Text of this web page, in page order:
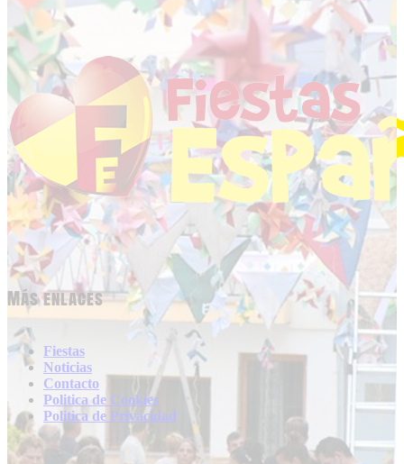
Más enlaces
Fiestas
Noticias
Contacto
Politica de Cookies
Politica de Privacidad